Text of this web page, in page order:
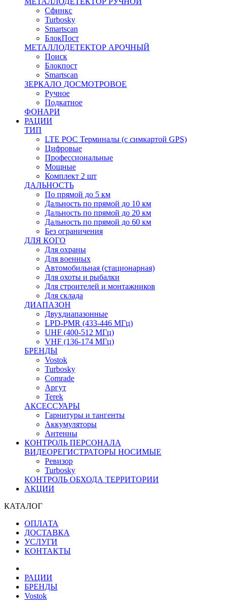
Сфинкс
Turbosky
Smartscan
БлокПост
МЕТАЛЛОДЕТЕКТОР АРОЧНЫЙ
Поиск
Блокпост
Smartscan
ЗЕРКАЛО ДОСМОТРОВОЕ
Ручное
Подкатное
ФОНАРИ
РАЦИИ
ТИП
LTE POC Терминалы (с симкартой GPS)
Цифровые
Профессиональные
Мощные
Комплект 2 шт
ДАЛЬНОСТЬ
По прямой до 5 км
Дальность по прямой до 10 км
Дальность по прямой до 20 км
Дальность по прямой до 60 км
Без ограничения
ДЛЯ КОГО
Для охраны
Для военных
Автомобильная (стационарная)
Для охоты и рыбалки
Для строителей и монтажников
Для склада
ДИАПАЗОН
Двухдиапазонные
LPD-PMR (433-446 МГц)
UHF (400-512 МГц)
VHF (136-174 МГц)
БРЕНДЫ
Vostok
Turbosky
Comrade
Аргут
Terek
АКСЕССУАРЫ
Гарнитуры и тангенты
Аккумуляторы
Антенны
КОНТРОЛЬ ПЕРСОНАЛА
ВИДЕОРЕГИСТРАТОРЫ НОСИМЫЕ
Ревизор
Turbosky
КОНТРОЛЬ ОБХОДА ТЕРРИТОРИИ
АКЦИИ
КАТАЛОГ
ОПЛАТА
ДОСТАВКА
УСЛУГИ
КОНТАКТЫ
РАЦИИ
БРЕНДЫ
Vostok